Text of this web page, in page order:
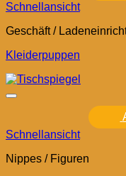
Schnellansicht
Geschäft /
Kleiderpuppen
Schnellansicht
Nippes / Figuren